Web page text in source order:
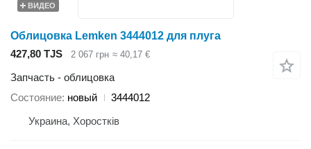
ВИДЕО
Облицовка Lemken 3444012 для плуга
427,80 TJS
2 067 грн ≈ 40,17 €
Запчасть - облицовка
Состояние новый
3444012
Украина, Хоростків